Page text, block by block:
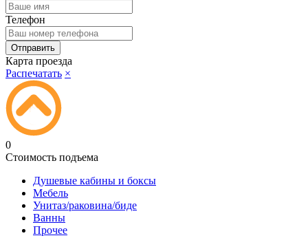
Телефон
Карта проезда
Распечатать ×
0
Стоимость подъема
Душевые кабины и боксы
Мебель
Унитаз/раковина/биде
Ванны
Прочее